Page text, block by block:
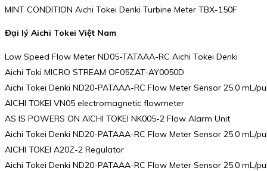
MINT CONDITION Aichi Tokei Denki Turbine Meter TBX-150F
Đại lý Aichi Tokei Việt Nam
Low Speed Flow Meter ND05-TATAAA-RC Aichi Tokei Denki
Aichi Toki MICRO STREAM OF05ZAT-AY0050D
Aichi Tokei Denki ND20-PATAAA-RC Flow Meter Sensor 25.0 mL/
AICHI TOKEI VN05 electromagnetic flowmeter
AS IS POWERS ON AICHI TOKEI NK005-2 Flow Alarm Unit
Aichi Tokei Denki ND20-PATAAA-RC Flow Meter Sensor 25.0 mL/
AICHI TOKEI A20Z-2 Regulator
Aichi Tokei Denki ND20-PATAAA-RC Flow Meter Sensor 25.0 mL/